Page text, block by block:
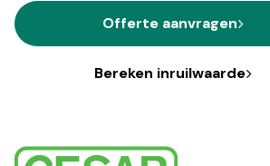
Offerte aanvragen
Bereken inruilwaarde